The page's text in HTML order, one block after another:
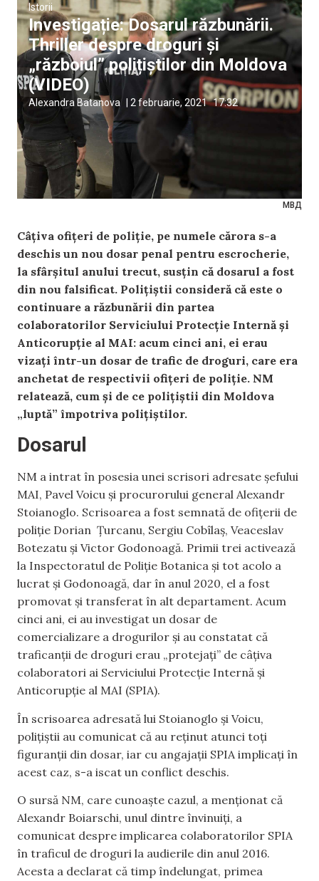
МВД
Istorii
Investigație: Dosarul răzbunării.
Thriller despre droguri și
„războiul” polițiștilor din Moldova
(VIDEO)
Alexandra Batanova 2 februarie, 2021 17:32
Câțiva ofițeri de poliție, pe numele cărora s-a
deschis un nou dosar penal pentru escrocherie,
la sfârșitul anului trecut, susțin că dosarul a fost
din nou falsificat. Polițiștii consideră că este o
continuare a răzbunării din partea
colaboratorilor Serviciului Protecție Internă și
Anticorupție al MAI: acum cinci ani, ei erau
vizați într-un dosar de trafic de droguri, care era
anchetat de respectivii ofițeri de poliție. NM
relatează, cum și de ce polițiștii din Moldova
„luptă” împotriva polițiștilor.
Dosarul
NM a intrat în posesia unei scrisori adresate șefului
MAI, Pavel Voicu și procurorului general Alexandr
Stoianoglo. Scrisoarea a fost semnată de ofițerii de
poliție Dorian Țurcanu, Sergiu Cobîlaș, Veaceslav
Botezatu și Victor Godonoagă. Primii trei activează
la Inspectoratul de Poliție Botanica și tot acolo a
lucrat și Godonoagă, dar în anul 2020, el a fost
promovat și transferat în alt departament. Acum
cinci ani, ei au investigat un dosar de
comercializare a drogurilor și au constatat că
traficanții de droguri erau „protejați” de câțiva
colaboratori ai Serviciului Protecție Internă și
Anticorupție al MAI (SPIA).
În scrisoarea adresată lui Stoianoglo și Voicu,
polițiștii au comunicat că au reținut atunci toți
figuranții din dosar, iar cu angajații SPIA implicați în
acest caz, s-a iscat un conflict deschis.
O sursă NM, care cunoaște cazul, a menționat că
Alexandr Boiarschi, unul dintre învinuiți, a
comunicat despre implicarea colaboratorilor SPIA
în traficul de droguri la audierile din anul 2016.
Acesta a declarat că timp îndelungat, primea